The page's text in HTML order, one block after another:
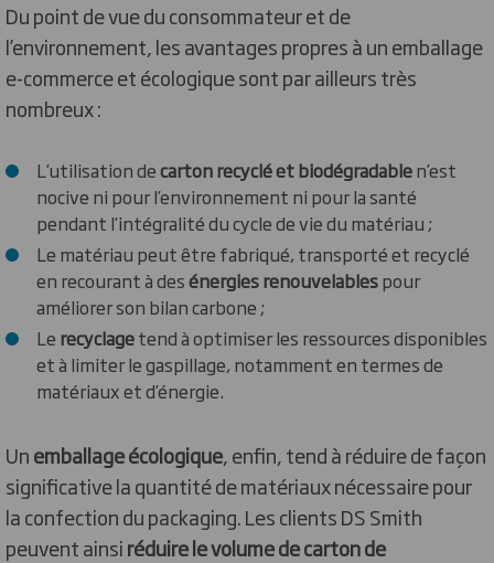
Du point de vue du consommateur et de
l’environnement, les avantages propres à un emballage
e-commerce et écologique sont par ailleurs très
nombreux :
L’utilisation decarton recyclé et biodégradablen’est
nocive ni pour l’environnement ni pour la santé
pendant l’intégralité du cycle de vie du matériau ;
Le matériau peut être fabriqué, transporté et recyclé
en recourant à desénergies renouvelablespour
améliorer son bilan carbone ;
Le recyclagetend à optimiser les ressources disponibles
et à limiter le gaspillage, notamment en termes de
matériaux et d’énergie.
Unemballage écologique, enfin, tend à réduire de façon
significative la quantité de matériaux nécessaire pour
la confection du packaging. Les clients DS Smith
peuvent ainsiréduire le volume de carton de